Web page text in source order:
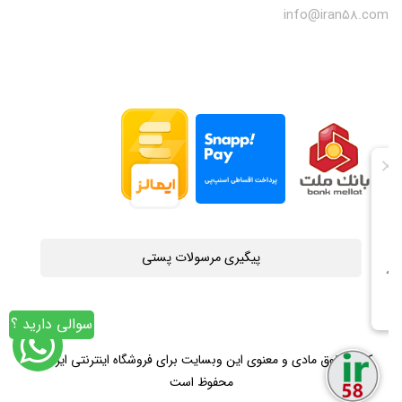
info@iran58.com
پیگیری مرسولات پستی
کلیه حقوق مادی و معنوی این وبسایت برای فروشگاه اینترنتی ایران58
محفوظ است
سوالی دارید ؟